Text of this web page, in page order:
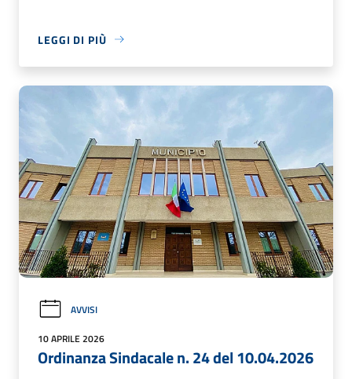
LEGGI DI PIÙ
AVVISI
10 APRILE 2026
Ordinanza Sindacale n. 24 del 10.04.2026